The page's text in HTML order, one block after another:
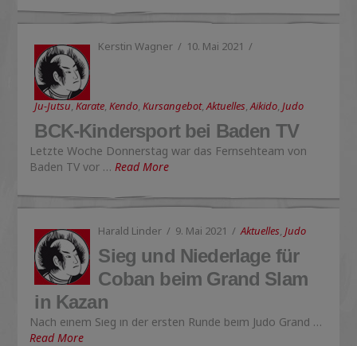
Kerstin Wagner 10. Mai 2021
Ju-Jutsu,Karate,Kendo,Kursangebot,Aktuelles,Aikido,Judo
BCK-Kindersport bei Baden TV
Letzte Woche Donnerstag war das Fernsehteam von
Baden TV vor …Read More
Harald Linder 9. Mai 2021 Aktuelles, Judo
Sieg und Niederlage für
Coban beim Grand Slam
in Kazan
Nach einem Sieg in der ersten Runde beim Judo Grand …
Read More